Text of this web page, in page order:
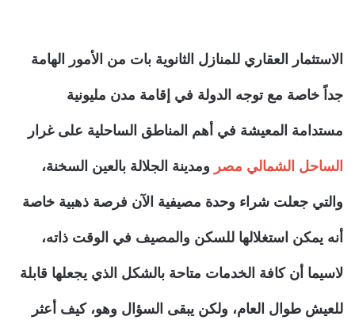
الاستثمار العقاري للمنازل الثانوية بات من الأمور الهامة
جداً خاصة مع توجه الدولة في إقامة مدن مليونية
مستدامة المعيشة في أهم المناطق الساحلية على غرار
الساحل الشمالي مصر ومدينة الجلالة بالعين السخنة،
والتي جعلت شراء وحدة مصيفية الآن فرصة ذهبية خاصة
أنه يمكن استغلالها للسكن والمصيف في الوقت ذاته،
لاسيما أن كافة الخدمات متاحة بالشكل الذي يجعلها قابلة
للعيش طوال العام، ولكن يبقى السؤال وهو، كيف أعثر